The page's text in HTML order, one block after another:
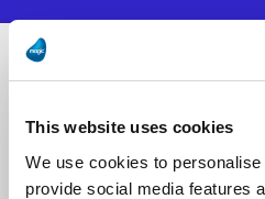
This website uses cookies
We use cookies to
provide social media features